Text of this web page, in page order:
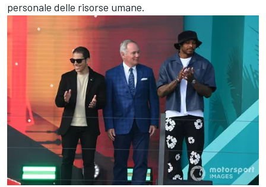
personale delle risorse umane.